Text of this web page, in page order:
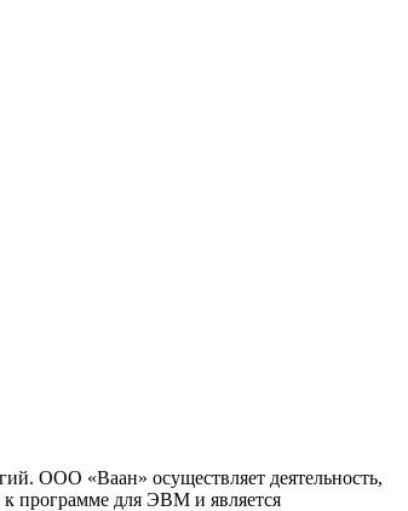
ООО «Ваан» осуществляет деятельность,
к программе для ЭВМ и является